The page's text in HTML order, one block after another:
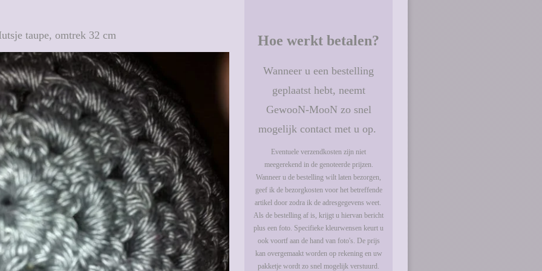
taupe, omtrek 32 cm Hoe werkt betalen?
Wanneer u een bestelling
geplaatst hebt, neemt
GewooN-MooN zo snel
mogelijk contact met u op.
Eventuele verzendkosten zijn niet
meegerekend in de genoteerde prijzen.
Wanneer u de bestelling wilt laten bezorgen,
geef ik de bezorgkosten voor het betreffende
artikel door zodra ik de adresgegevens weet.
Als de bestelling af is, krijgt u hiervan bericht
plus een foto. Specifieke kleurwensen keurt u
ook voortf aan de hand van foto's. De prijs
kan overgemaakt worden op rekening en uw
pakketje wordt zo snel mogelijk verstuurd.